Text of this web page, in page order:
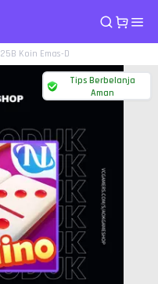
25B Koin Emas-D
Tips Berbelanja
Aman